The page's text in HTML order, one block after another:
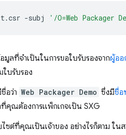
-subj '/O=Web Packager
ลที่จำเป็นในการขอใบรับรองจากผู้ออ
ใบรับรอง
อว่า Web Packager Demo ซึ่งมีชื่อ
คุณต้องการแพ็กเกจเป็น SXG
ไซต์ที่คุณเป็นเจ้าของ อย่างไรก็ตาม ใ